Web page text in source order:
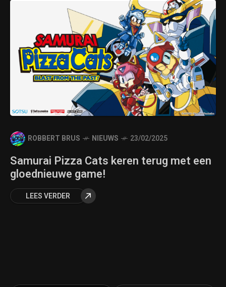
ROBBERT BRUS NIEUWS 23/02/2025
Samurai Pizza Cats keren terug met een
gloednieuwe game!
LEES VERDER